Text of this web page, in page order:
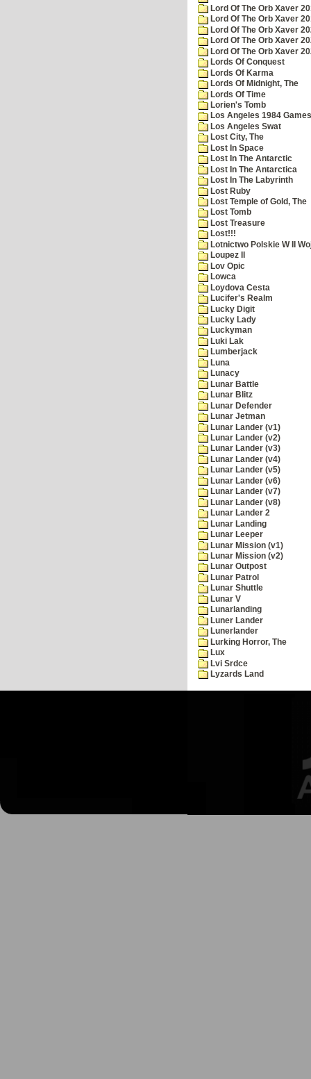
Lord Of The Orb Xaver
Lord Of The Orb Xaver
Lord Of The Orb Xaver
Lord Of The Orb Xaver
Lord Of The Orb Xaver
Lords Of Conquest
Lords Of Karma
Lords Of Midnight, The
Lords Of Time
Lorien's Tomb
Los Angeles 1984 Games
Los Angeles Swat
Lost City, The
Lost In Space
Lost In The Antarctic
Lost In The Antarctica
Lost In The Labyrinth
Lost Ruby
Lost Temple of Gold, The
Lost Tomb
Lost Treasure
Lost!!!
Lotnictwo Polskie W II
Loupez II
Lov Opic
Lowca
Loydova Cesta
Lucifer's Realm
Lucky Digit
Lucky Lady
Luckyman
Luki Lak
Lumberjack
Luna
Lunacy
Lunar Battle
Lunar Blitz
Lunar Defender
Lunar Jetman
Lunar Lander (v1)
Lunar Lander (v2)
Lunar Lander (v3)
Lunar Lander (v4)
Lunar Lander (v5)
Lunar Lander (v6)
Lunar Lander (v7)
Lunar Lander (v8)
Lunar Lander 2
Lunar Landing
Lunar Leeper
Lunar Mission (v1)
Lunar Mission (v2)
Lunar Outpost
Lunar Patrol
Lunar Shuttle
Lunar V
Lunarlanding
Luner Lander
Lunerlander
Lurking Horror, The
Lux
Lvi Srdce
Lyzards Land